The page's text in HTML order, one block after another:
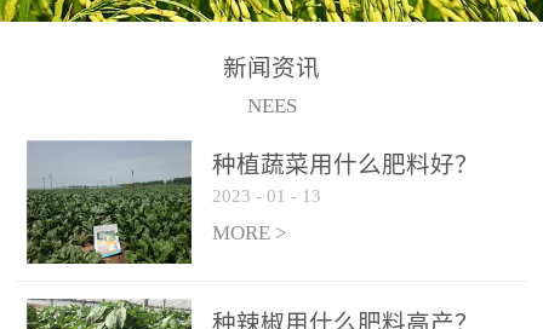
作为叶面肥喷施使用：稀
周喷施一次。5、冲施及滴
灌：亩用量2-3公斤，冲施
进水75%后再进肥效果更
佳。
混匀后播种。5、园林盆
土用本品30g-50g追肥或作
底肥。
(2019)准字15306号【使用
灌及无土栽培和营养液的
配方施肥。1、苗期冲施、
滴灌:3-5kg/亩/次(45-75kg/
公顷/次)。2、花前花后或
生长前期︰冲施、滴灌2.5-
(2019)准字15306号【使用
方法】适合于基施、追
灌及无土栽培和营养液的
配方施肥。1、苗期冲施、
新闻资讯
NEES
种植蔬菜用什么肥料好？
2023 - 01 - 13
MORE >